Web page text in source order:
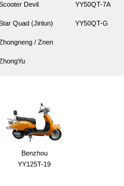
Devil
Quad (Jinlun)
/ Znen
YY50QT-7A
YY50QT-G
Benzhou
YY125T-19